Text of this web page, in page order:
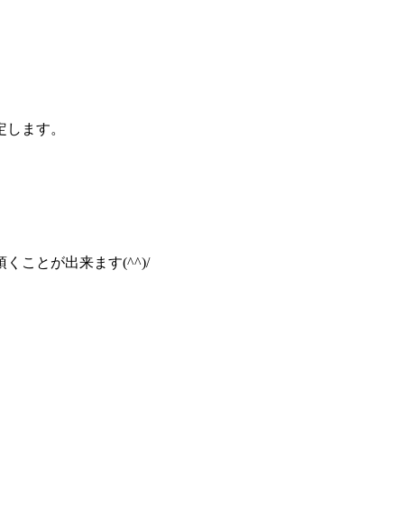
ます。
くことが出来ます(^^)/